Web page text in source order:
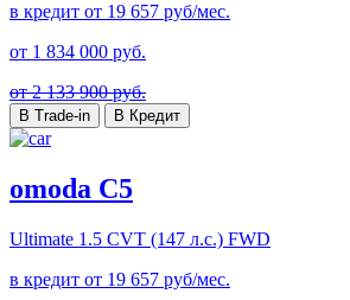
в кредит от 19 657 руб/мес.
от 1 834 000 руб.
от 2 133 900 руб.
В Trade-in В Кредит
omoda C5
Ultimate 1.5 CVT (147 л.с.) FWD
в кредит от 19 657 руб/мес.